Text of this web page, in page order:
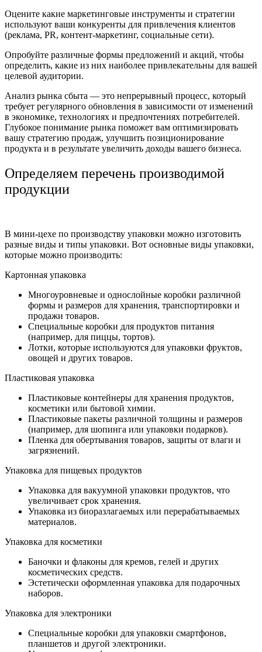
Оцените какие маркетинговые инструменты и стратегии
используют ваши конкуренты для привлечения клиентов
(реклама, PR, контент-маркетинг, социальные сети).
Опробуйте различные формы предложений и акций, чтобы
определить, какие из них наиболее привлекательны для вашей
целевой аудитории.
Анализ рынка сбыта — это непрерывный процесс, который
требует регулярного обновления в зависимости от изменений
в экономике, технологиях и предпочтениях потребителей.
Глубокое понимание рынка поможет вам оптимизировать
вашу стратегию продаж, улучшить позиционирование
продукта и в результате увеличить доходы вашего бизнеса.
Определяем перечень производимой
продукции
В мини-цехе по производству упаковки можно изготовить
разные виды и типы упаковки. Вот основные виды упаковки,
которые можно производить:
Картонная упаковка
Многоуровневые и однослойные коробки различной
формы и размеров для хранения, транспортировки и
продажи товаров.
Специальные коробки для продуктов питания
(например, для пиццы, тортов).
Лотки, которые используются для упаковки фруктов,
овощей и других товаров.
Пластиковая упаковка
Пластиковые контейнеры для хранения продуктов,
косметики или бытовой химии.
Пластиковые пакеты различной толщины и размеров
(например, для шопинга или упаковки подарков).
Пленка для обертывания товаров, защиты от влаги и
загрязнений.
Упаковка для пищевых продуктов
Упаковка для вакуумной упаковки продуктов, что
увеличивает срок хранения.
Упаковка из биоразлагаемых или перерабатываемых
материалов.
Упаковка для косметики
Баночки и флаконы для кремов, гелей и других
косметических средств.
Эстетически оформленная упаковка для подарочных
наборов.
Упаковка для электроники
Специальные коробки для упаковки смартфонов,
планшетов и другой электроники.